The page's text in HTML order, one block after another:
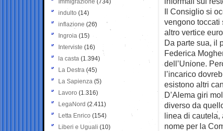
Il Consiglio si
vengono
altro vertice
Da parte sua, il
Federica
dell’Unione.
l’incarico
esistono altri
D’Alema giri
diverso da
linea di cautela,
nome per la
Immigrazione (734)
indulto (14)
inflazione (26)
Ingroia (15)
Interviste (16)
la casta (1.394)
La Destra (45)
La Sapienza (5)
Lavoro (1.316)
LegaNord (2.411)
Letta Enrico (154)
Liberi e Uguali (10)